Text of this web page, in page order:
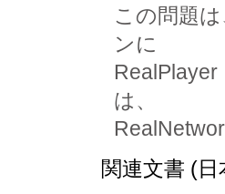
この問題
ンに
は、
関連文書 (日